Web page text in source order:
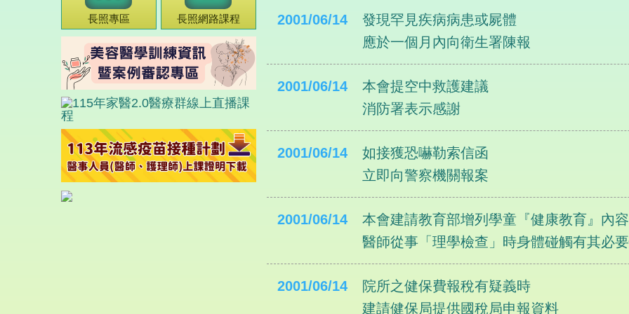
長照專區 長照網路課程 2001/06/14
發現罕見疾病病患或屍體
應於一個月內向衛生署陳報
2001/06/14
本會提空中救護建議
消防署表示感謝
2001/06/14
如接獲恐嚇勒索信函
立即向警察機關報案
2001/06/14
本會建請教育部增列學童『健康教育』內容
醫師從事「理學檢查」時身體碰觸有其必
2001/06/14
院所之健保費報稅有疑義時
建請健保局提供國稅局申報資料